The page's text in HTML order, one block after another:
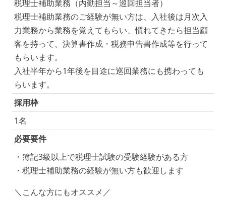
税理士補助業務（内勤担当～巡回担当者）
税理士補助業務のご経験が無い方は、入社後は月次入
力業務から業務を覚えてもらい、慣れてきたら担当顧
客を持って、決算書作成・税務申告書作成等を行って
もらいます。
入社半年から1年後を目途に巡回業務にも携わっても
らいます。
採用枠
1名
必要要件
・簿記3級以上で税理士試験の受験経験がある方
・税理士補助業務の経験が無い方も歓迎します
＼こんな方にもオススメ／